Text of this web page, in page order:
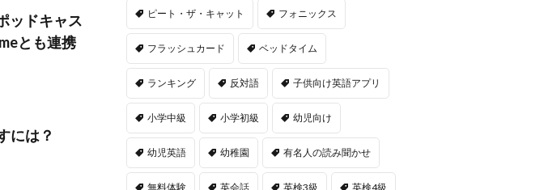
ッドキャス
とも連携
には？
ピート・ザ・キャット フォニックス
フラッシュカード ベッドタイム
ランキング 反対語 子供向け英語アプリ
小学中級 小学初級 幼児向け
幼児英語 幼稚園 有名人の読み聞かせ
無料体験 英会話 英検3級 英検4級